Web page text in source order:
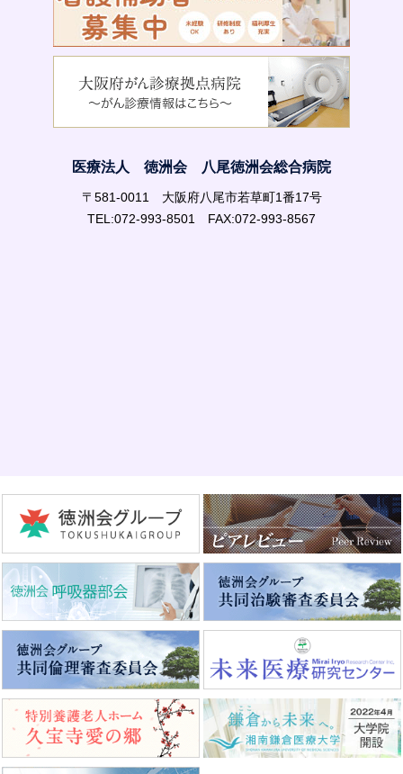
医療法人 徳洲会 八尾徳洲会総合病院
〒581-0011 大阪府八尾市若草町1番17号
TEL:072-993-8501 FAX:072-993-8567